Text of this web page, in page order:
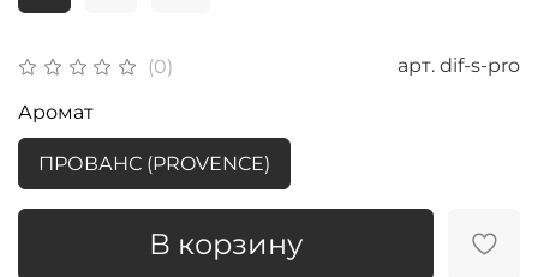
(0) арт. dif-s-pro
В корзину
Аромат
ПРОВАНС (PROVENCE)